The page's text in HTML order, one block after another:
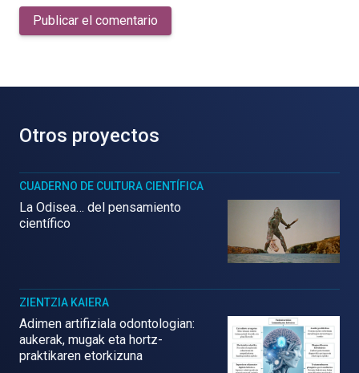
Publicar el comentario
Otros proyectos
CUADERNO DE CULTURA CIENTÍFICA
La Odisea… del pensamiento
científico
ZIENTZIA KAIERA
Adimen artifiziala odontologian:
aukerak, mugak eta hortz-
praktikaren etorkizuna